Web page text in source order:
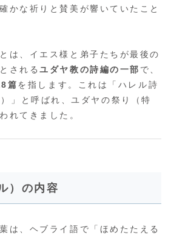
かな祈りと賛美が響いていたこと
は、イエス様と弟子たちが最後の
されるユダヤ教の詩編の一部 で、
篇を指します。これは「ハレル詩
と呼ばれ、ユダヤの祭り（特
れてきました。
）の内容
は、ヘブライ語で「ほめたたえる